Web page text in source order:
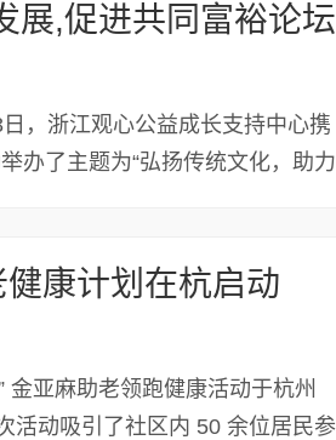
展,促进共同富裕论坛
，浙江观心公益成长支持中心携
办了主题为“弘扬传统文化，助力
健康计划在杭启动
金亚麻助老领跑健康活动于杭州
活动吸引了社区内 50 余位居民参